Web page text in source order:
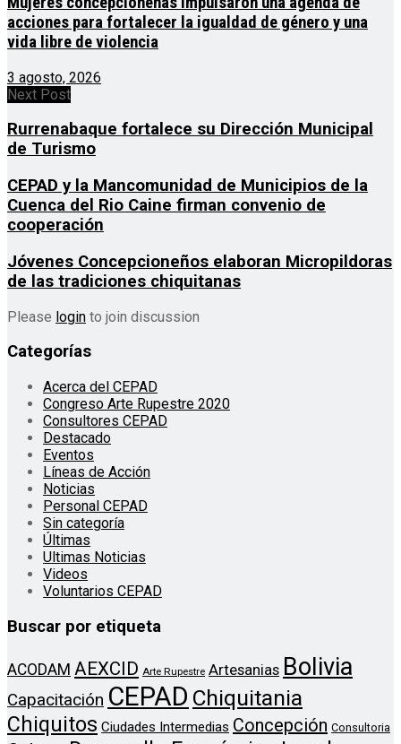
acciones para fortalecer la igualdad de género y una
vida libre de violencia
3 agosto, 2026
Next Post
Rurrenabaque fortalece su Dirección Municipal
de Turismo
CEPAD y la Mancomunidad de Municipios de la
Cuenca del Rio Caine firman convenio de
cooperación
Jóvenes Concepcioneños elaboran Micropildoras
de las tradiciones chiquitanas
Please login to join discussion
Categorías
Acerca del CEPAD
Congreso Arte Rupestre 2020
Consultores CEPAD
Destacado
Eventos
Líneas de Acción
Noticias
Personal CEPAD
Sin categoría
Últimas
Ultimas Noticias
Videos
Voluntarios CEPAD
Buscar por etiqueta
ACODAM AEXCID Arte Rupestre Artesanias Bolivia
Capacitación CEPAD Chiquitania
Chiquitos Ciudades Intermedias Concepción Consultoria